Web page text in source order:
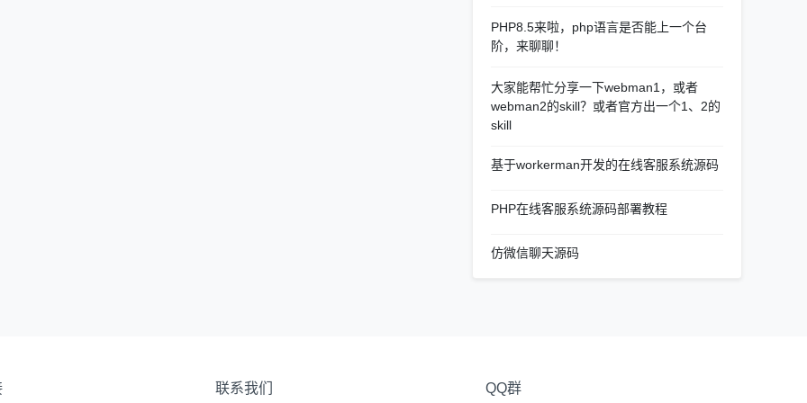
PHP8.5来啦，php语言是否能上一个台
阶，来聊聊！
大家能帮忙分享一下webman1，或者
webman2的skill？或者官方出一个1、2的
skill
基于workerman开发的在线客服系统源码
PHP在线客服系统源码部署教程
仿微信聊天源码
联系我们 QQ群